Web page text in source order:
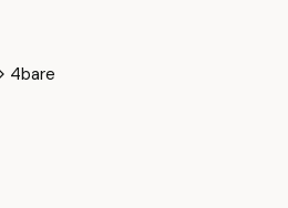
4bare